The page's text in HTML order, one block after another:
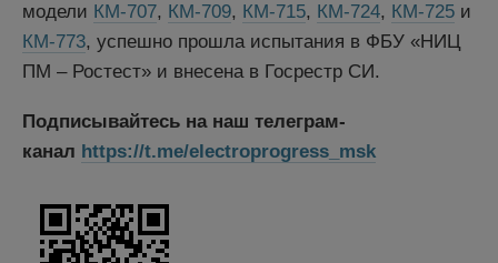
модели КМ-707, КМ-709, КМ-715, КМ-724, КМ-725 и
КМ-773, успешно прошла испытания в ФБУ «НИЦ
ПМ – Ростест» и внесена в Госрестр СИ.
Подписывайтесь на наш телеграм-
канал https://t.me/electroprogress_msk